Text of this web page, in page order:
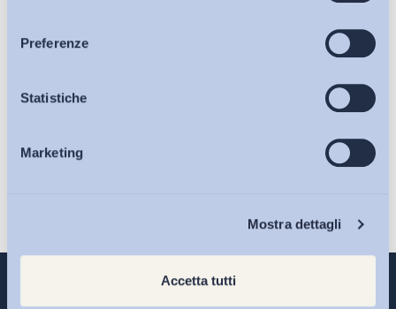
Preferenze
Statistiche
Marketing
Mostra dettagli
Accetta tutti
Articoli
Osservatori
Eventi
sulla pagina della